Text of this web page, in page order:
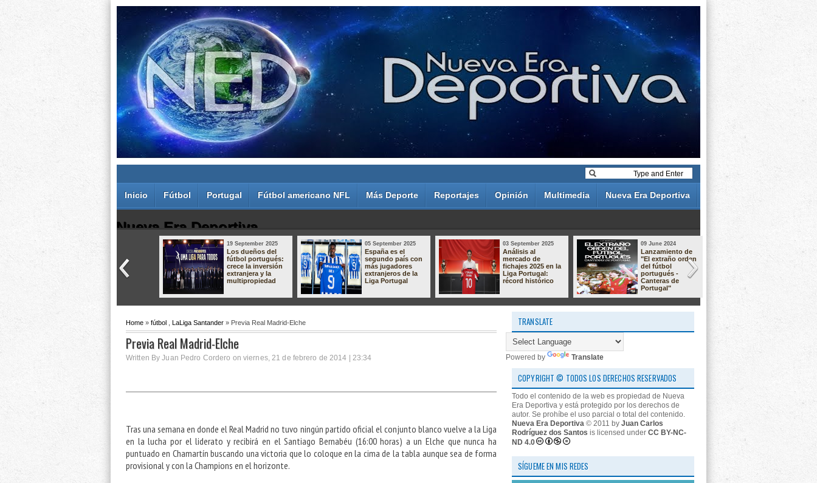
Inicio Fútbol Portugal Fútbol americano NFL Más Deporte Reportajes Opinión Multimedia Nueva Era Deportiva
Nueva Era Deportiva
Juan Carlos Rodríguez dos Santos
19 September 2025
Los dueños del
fútbol portugués:
crece la inversión
extranjera y la
multipropiedad
05 September 2025
España es el
segundo país con
más jugadores
extranjeros de la
Liga Portugal
03 September 2025
Análisis al
mercado de
fichajes 2025 en la
Liga Portugal:
récord histórico
09 June 2024
Lanzamiento de
"El extraño orden
del fútbol
portugués -
Canteras de
Portugal"
19 May 2024
Análisis de
Liga
23/24:
Home » fútbol LaLiga Santander » Previa Real Madrid-Elche
Previa Real Madrid-Elche
Written By Juan Pedro Cordero on viernes, 21 de febrero de 2014 | 23:34
Tras una semana en donde el Real Madrid no tuvo ningún partido oficial el conjunto blanco vuelve a la Liga
en la lucha por el liderato y recibirá en el Santiago Bernabéu (16:00 horas) a un Elche que nunca ha
puntuado en Chamartín buscando una victoria que lo coloque en la cima de la tabla aunque sea de forma
provisional y con la Champions en el horizonte.
TRANSLATE
Powered by Translate
COPYRIGHT © TODOS LOS DERECHOS RESERVADOS
Todo el contenido de la web es propiedad de Nueva
Era Deportiva y está protegido por los derechos de
autor. Se prohíbe el uso parcial o total del contenido.
Nueva Era Deportiva © 2011 by Juan Carlos
Rodríguez dos Santos is licensed under CC BY-NC-
ND 4.0
SÍGUEME EN MIS REDES